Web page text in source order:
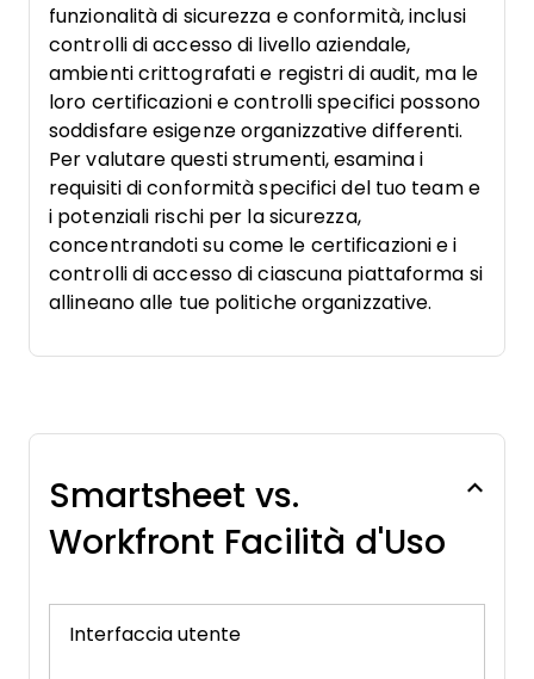
funzionalità di sicurezza e conformità, inclusi
controlli di accesso di livello aziendale,
ambienti crittografati e registri di audit, ma le
loro certificazioni e controlli specifici possono
soddisfare esigenze organizzative differenti.
Per valutare questi strumenti, esamina i
requisiti di conformità specifici del tuo team e
i potenziali rischi per la sicurezza,
concentrandoti su come le certificazioni e i
controlli di accesso di ciascuna piattaforma si
allineano alle tue politiche organizzative.
Smartsheet vs.
Workfront Facilità d'Uso
Interfaccia utente